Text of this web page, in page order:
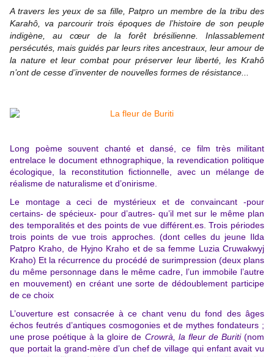
A travers les yeux de sa fille, Patpro un membre de la tribu des
Karahô, va parcourir trois époques de l’histoire de son peuple
indigène, au cœur de la forêt brésilienne. Inlassablement
persécutés, mais guidés par leurs rites ancestraux, leur amour de
la nature et leur combat pour préserver leur liberté, les Krahô
n’ont de cesse d’inventer de nouvelles formes de résistance...
Long poème souvent chanté et dansé, ce film très militant
entrelace le document ethnographique, la revendication politique
écologique, la reconstitution fictionnelle, avec un mélange de
réalisme de naturalisme et d’onirisme.
Le montage a ceci de mystérieux et de convaincant -pour
certains- de spécieux- pour d’autres- qu’il met sur le même plan
des temporalités et des points de vue différent.es. Trois périodes
trois points de vue trois approches. (dont celles du jeune Ilda
Patpro Kraho, de Hyjno Kraho et de sa femme Luzia Cruwakwyj
Kraho) Et la récurrence du procédé de surimpression (deux plans
du même personnage dans le même cadre, l’un immobile l’autre
en mouvement) en créant une sorte de dédoublement participe
de ce choix
L’ouverture est consacrée à ce chant venu du fond des âges
échos feutrés d’antiques cosmogonies et de mythes fondateurs ;
une prose poétique à la gloire de Crowrà, la fleur de Buriti(nom
que portait la grand-mère d’un chef de village qui enfant avait vu